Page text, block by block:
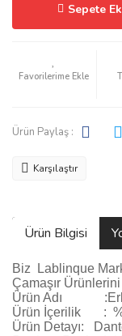
Sepete
Ürün Paylaş :
Karşılaştır
Ürün Bilgisi
Biz Lablinque
Çamaşır Ürünlerini
Ürün Adı :
Ürün İçerilik :
Ürün Detayı: